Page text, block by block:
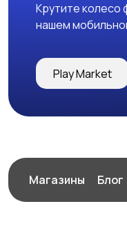
Крутите колесо
нашем
Play Market
Магазины Блог